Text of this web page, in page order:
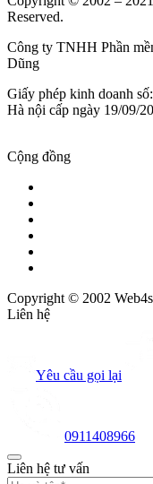
Reserved.
Công ty TNHH Phần
Dũng
Giấy phép kinh doanh
Hà nội cấp ngày 19/09/
Cộng đồng
Copyright © 2002
Liên hệ
Yêu cầu gọi lại
0911408966
Liên hệ tư vấn